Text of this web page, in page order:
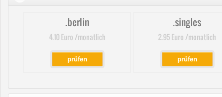
.berlin
4.10 Euro /monatlich
prüfen
.singles
2.95 Euro /monatlich
prüfen